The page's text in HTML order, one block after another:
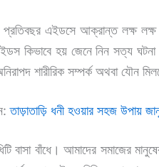
প্রতিবছর এইডসে আক্রান্ত লক্ষ
কিভাবে হয় জেনে নিন সত্য
রাপদ শারীরিক সম্পর্ক অথবা যৌন
তাড়াতাড়ি ধনী হওয়ার সহজ উপায়
বাসা বাঁধে। আমাদের সমাজের